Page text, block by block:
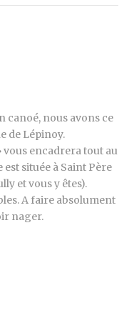
canoé, nous avons ce
de Lépinoy.
vous encadrera tout au
située à Saint Père
et vous y êtes).
A faire absolument
nager.